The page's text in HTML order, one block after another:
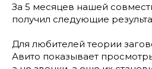
За 5 месяцев нашей
получил следующие
Для любителей теории
Авито показывает